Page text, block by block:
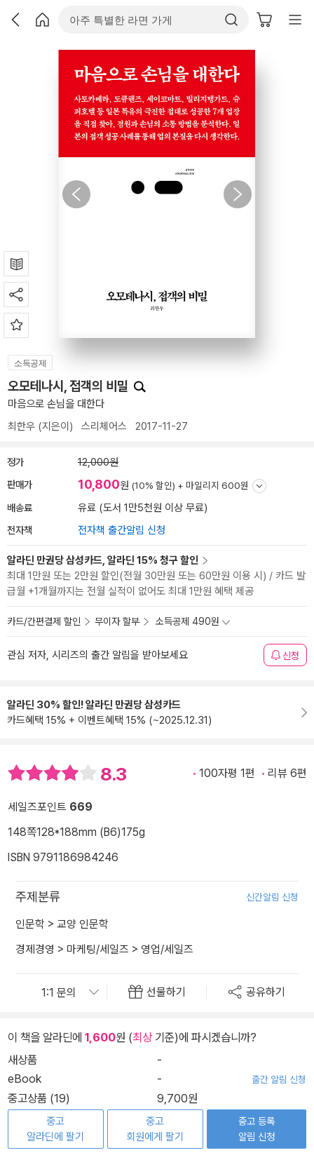
소득공제
오모테나시, 접객의 비밀
마음으로 손님을 대한다
최한우 (지은이) 스리체어스 2017-11-27
정가 12,000원
판매가 10,800원 (10% 할인) + 마일리지 600원
배송료 유료 (도서 1만5천원 이상 무료)
전자책 전자책 출간알림 신청
알라딘 만권당 삼성카드, 알라딘 15% 청구 할인
최대 1만원 또는 2만원 할인(전월 30만원 또는 60만원 이용 시) / 카드 발
급월 +1개월까지는 전월 실적이 없어도 최대 1만원 혜택 제공
카드/간편결제 할인 무이자 할부 소득공제 490원
관심 저자, 시리즈의 출간 알림을 받아보세요 신청
알라딘 30% 할인! 알라딘 만권당 삼성카드
카드혜택 15% + 이벤트혜택 15% (~2025.12.31)
8.3 100자평 1편 리뷰 6편
세일즈포인트 669
148쪽128*188mm (B6)175g
ISBN 9791186984246
주제분류 신간알림 신청
인문학 > 교양 인문학
경제경영 > 마케팅/세일즈 > 영업/세일즈
선물하기 공유하기
이 책을 알라딘에 1,600원 (최상기준)에 파시겠습니까?
새상품
-
eBook
- 출간 알림 신청
중고상품 (19) 9,700원
중고
알라딘에 팔기
중고
회원에게 팔기
중고 등록
알림 신청